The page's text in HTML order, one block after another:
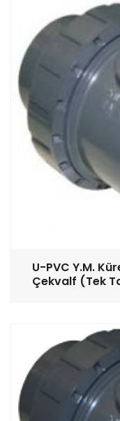
U-PVC Y.M.
Çekvalf (Tek